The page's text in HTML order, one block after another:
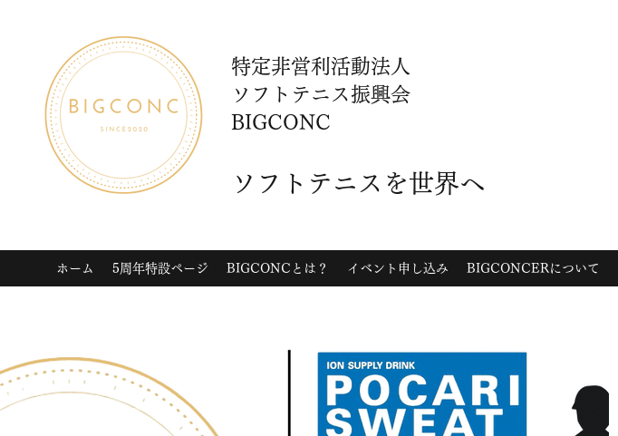
特定非営利活動法人
ソフトテニス振興会
BIGCONC
​ソフトテニスを世界へ
ホーム 5周年特設ページ BIGCONCとは？ イベント申し込み BIGCONCERについて